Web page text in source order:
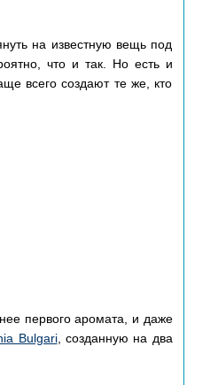
на известную вещь под
что и так. Но есть и
всего создают те же, кто
первого аромата, и даже
Bulgari, созданную на два